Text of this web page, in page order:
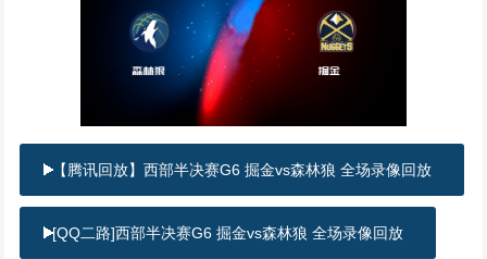
【腾讯回放】西部半决赛G6 掘金vs森林狼 全场录像回放
[QQ二路]西部半决赛G6 掘金vs森林狼 全场录像回放